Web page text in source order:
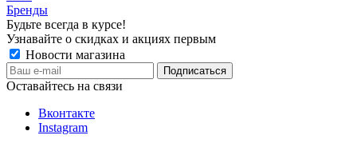
Бренды
Будьте всегда в курсе!
Узнавайте о скидках и акциях первым
Новости магазина
Оставайтесь на связи
Вконтакте
Instagram